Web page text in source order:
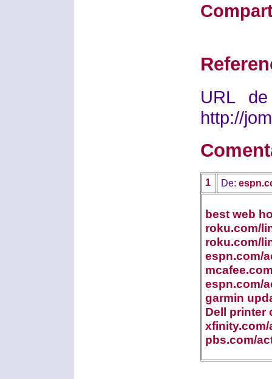
URL
http://
1 De:
best web
roku.com/
roku.com/
espn.com/
espn.com/
garmin
Dell printer
xfinity.com/
pbs.com/